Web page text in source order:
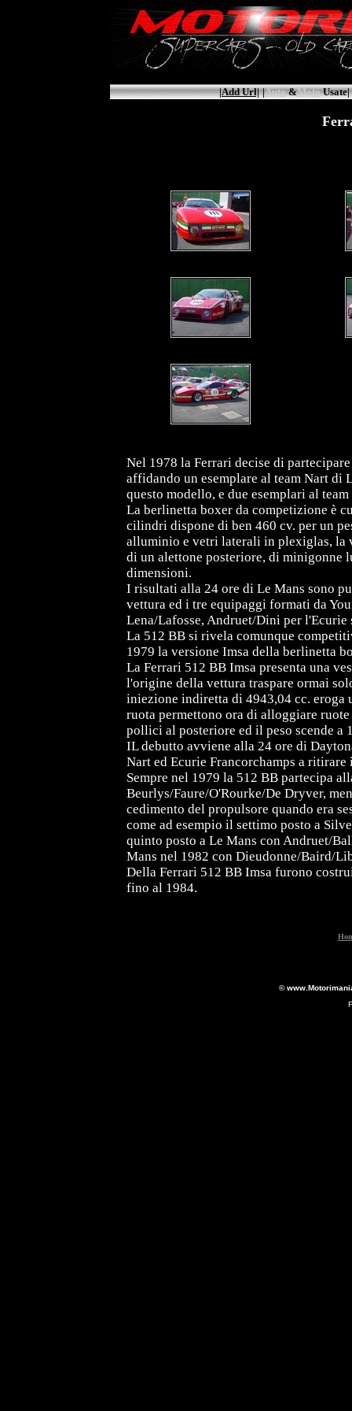
|Add Url| |Auto&MotoUsate|
Nel 1978 la Ferrari decise di
affidando un esemplare al team Nart
questo modello, e due esemplari al
La berlinetta boxer da competizione è
cilindri dispone di ben 460 cv. per un
alluminio e vetri laterali in plexiglas, la
di un alettone posteriore, di minigonne
dimensioni.
I risultati alla 24 ore di Le Mans sono
vettura ed i tre equipaggi formati da
Lena/Lafosse, Andruet/Dini per
La 512 BB si rivela comunque
1979 la versione Imsa della berlinetta
La Ferrari 512 BB Imsa presenta una
l'origine della vettura traspare ormai
iniezione indiretta di 4943,04 cc. eroga
ruota permettono ora di alloggiare
pollici al posteriore ed il peso scende a
IL debutto avviene alla 24 ore di
Nart ed Ecurie Francorchamps a
Sempre nel 1979 la 512 BB partecipa
Beurlys/Faure/O'Rourke/De Dryver,
cedimento del propulsore quando era
come ad esempio il settimo posto a
quinto posto a Le Mans con Andruet/
Mans nel 1982 con Dieudonne/Baird/
Della Ferrari 512 BB Imsa furono
fino al 1984.
©